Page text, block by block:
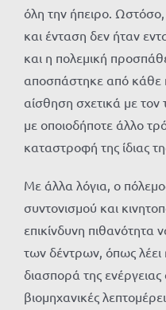
όλη την ήπειρο.
και ένταση δεν ήταν
και η πολεμική
αποσπάστηκε από κάθε
αίσθηση σχετικά με
με οποιοδήποτε άλλο
καταστροφή της ίδιας
Με άλλα λόγια, ο
συντονισμού και
επικίνδυνη πιθανότητα
των δέντρων, όπως
διασπορά της ενέργειας
βιομηχανικές